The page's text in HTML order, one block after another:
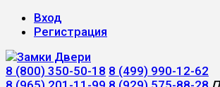
Вход
Регистрация
8 (800) 350-50-18 8 (499) 990-12-62